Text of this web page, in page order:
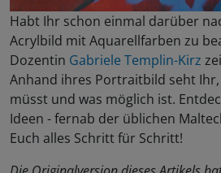
Habt Ihr schon einmal darüber
Acrylbild mit Aquarellfarben zu
Dozentin Gabriele Templin-Kirz
Anhand ihres Portraitbild seht
müsst und was möglich ist.
Ideen - fernab der üblichen
Euch alles Schritt für Schritt!